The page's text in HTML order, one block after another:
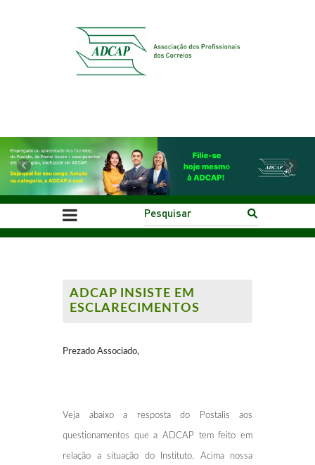
Previous Next
ADCAP INSISTE EM
ESCLARECIMENTOS
Prezado Associado,
Veja abaixo a resposta do Postalis aos
questionamentos que a ADCAP tem feito em
relação a situação do Instituto. Acima nossa